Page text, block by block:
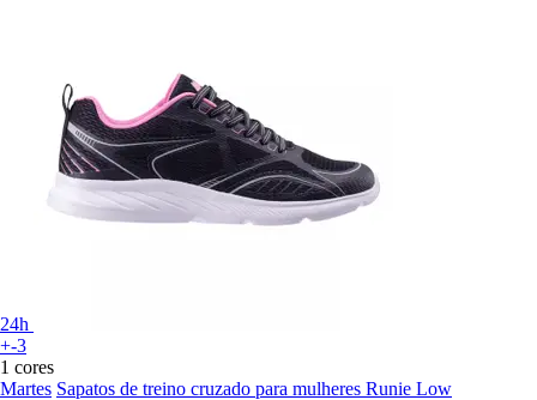
24h
+-3
1 cores
Martes Sapatos de treino cruzado para mulheres Runie Low